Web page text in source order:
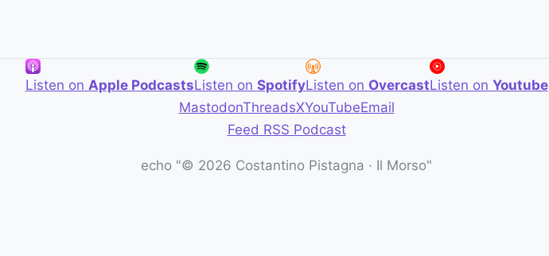
Listen on Apple PodcastsListen on SpotifyListen on OvercastListen on Youtube
MastodonThreadsXYouTubeEmail
Feed RSS Podcast
echo "© 2026 Costantino Pistagna · Il Morso"